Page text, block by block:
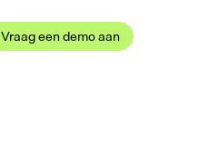
Vraag een demo aan